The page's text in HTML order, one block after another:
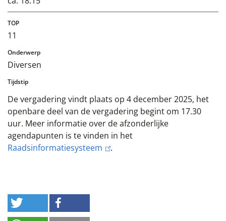
11
Diversen
De vergadering vindt plaats op 4 december 2025, het
openbare deel van de vergadering begint om 17.30
uur. Meer informatie over de afzonderlijke
agendapunten is te vinden in het
Raadsinformatiesysteem
.